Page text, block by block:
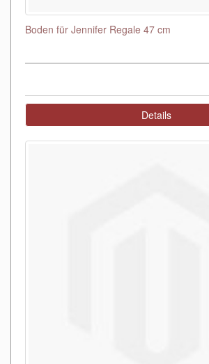
Boden für Jennifer Regale 47 cm
Details